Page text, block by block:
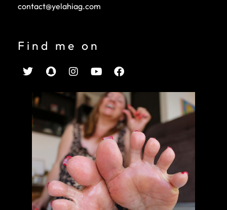
contact@yelahiag.com
Find me on